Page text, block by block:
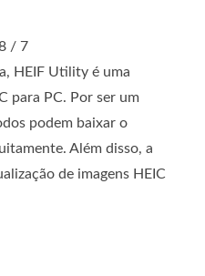
/ 7
HEIF Utility é uma
para PC. Por ser um
podem baixar o
Além disso, a
de imagens HEIC